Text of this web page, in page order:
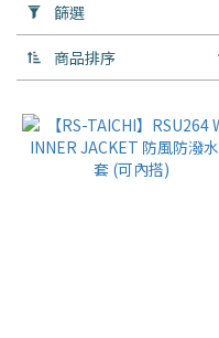
用
篩
選
(0/20)
價格
篩選
商品排序